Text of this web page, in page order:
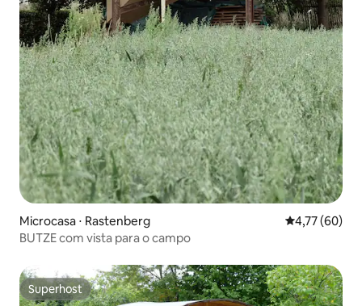
Microcasa ⋅ Rastenberg 4,77 de uma
4,77 (60)
BUTZE com vista para o campo
Superhost
Superhost